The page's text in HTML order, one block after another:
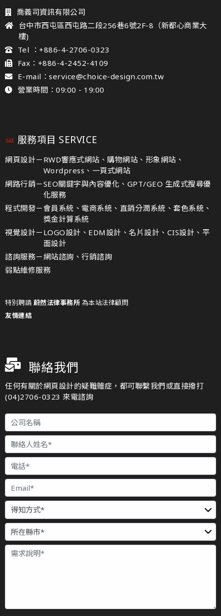
喬義司資訊有限公司
台中市西屯區西屯路二段256巷6號2F-8（新都心商業大
樓)
Tel ：+886-4-2706-0323
Fax：+886-4-2452-4109
E-mail：service@choice-design.com.tw
營業時間：09:00 - 19:00
服務項目 SERVICE
網頁設計－ RWD響應式網站、購物網站、形象網站、
Wordpress、一頁式網站
網路行銷－SEO關鍵字與內容優化、GPT/GEO 生成式搜尋優
化服務
程式開發－會員系統、電商系統、直銷分潤系統、套色系統、
獎金計算系統
視覺設計－ LOGO設計、EDM設計、名片設計、CIS設計、平
面設計
諮詢服務－ 網站諮詢、行銷諮詢
弱點維修服務
特別聘請 蔚然法律事務所 為本站法律顧問
友情連結
聯絡我們
任何有關於網頁設計的疑難雜症，都可聯繫我們或直接撥打
(04)2706-0323 來電諮詢